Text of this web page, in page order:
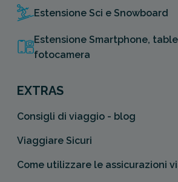
Estensione Sci e Snowboard
Estensione Smartphone,
fotocamera
EXTRAS
Consigli di viaggio - blog
Viaggiare Sicuri
Come utilizzare le assicurazioni